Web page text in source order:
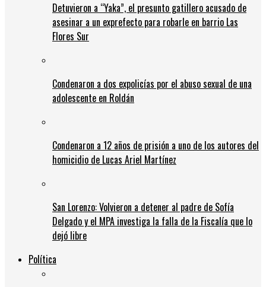
Detuvieron a “Yaka”, el presunto gatillero acusado de
asesinar a un exprefecto para robarle en barrio Las
Flores Sur
Condenaron a dos expolicías por el abuso sexual de una
adolescente en Roldán
Condenaron a 12 años de prisión a uno de los autores del
homicidio de Lucas Ariel Martínez
San Lorenzo: Volvieron a detener al padre de Sofía
Delgado y el MPA investiga la falla de la Fiscalía que lo
dejó libre
Política